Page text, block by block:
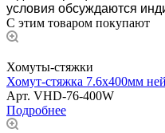
условия обсуждаются
С этим товаром покупают
Хомуты-стяжки
Хомут-стяжка 7.6х400мм
Арт. VHD-76-400W
Подробнее